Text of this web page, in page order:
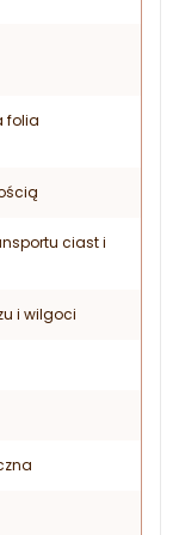
folia
ciast i
i wilgoci